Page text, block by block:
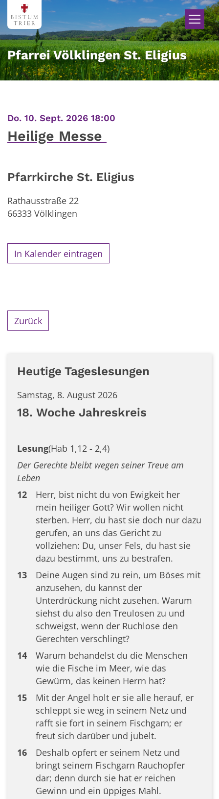
Zum Inhalt springen
Pfarrei Völklingen St. Eligius
Do. 10. Sept. 2026 18:00
Heilige Messe
Pfarrkirche St. Eligius
Rathausstraße 22
66333 Völklingen
In Kalender eintragen
Zurück
Heutige Tageslesungen
Samstag, 8. August 2026
18. Woche Jahreskreis
Lesung(Hab 1,12 - 2,4)
Der Gerechte bleibt wegen seiner Treue am
Leben
12
Herr, bist nicht du von Ewigkeit her
mein heiliger Gott? Wir wollen nicht
sterben. Herr, du hast sie doch nur dazu
gerufen, an uns das Gericht zu
vollziehen: Du, unser Fels, du hast sie
dazu bestimmt, uns zu bestrafen.
13
Deine Augen sind zu rein, um Böses mit
anzusehen, du kannst der
Unterdrückung nicht zusehen. Warum
siehst du also den Treulosen zu und
schweigst, wenn der Ruchlose den
Gerechten verschlingt?
14
Warum behandelst du die Menschen
wie die Fische im Meer, wie das
Gewürm, das keinen Herrn hat?
15
Mit der Angel holt er sie alle herauf, er
schleppt sie weg in seinem Netz und
rafft sie fort in seinem Fischgarn; er
freut sich darüber und jubelt.
16
Deshalb opfert er seinem Netz und
bringt seinem Fischgarn Rauchopfer
dar; denn durch sie hat er reichen
Gewinn und ein üppiges Mahl.